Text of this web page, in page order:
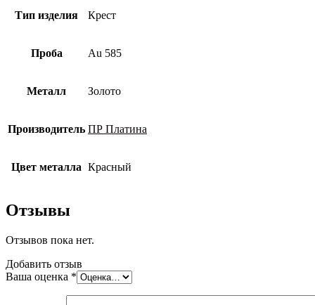
Тип изделия Крест
Проба Au 585
Металл Золото
Производитель ПР Платина
Цвет металла Красный
Отзывы
Отзывов пока нет.
Добавить отзыв
Ваша оценка *